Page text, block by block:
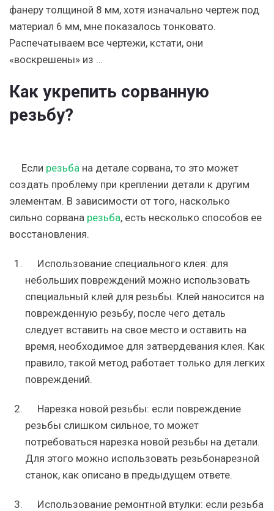
фанеру толщиной 8 мм, хотя изначально чертеж под
материал 6 мм, мне показалось тонковато.
Распечатываем все чертежи, кстати, они
«воскрешены» из …
Как укрепить сорванную
резьбу?
Если резьба на детале сорвана, то это может
создать проблему при креплении детали к другим
элементам. В зависимости от того, насколько
сильно сорвана резьба, есть несколько способов ее
восстановления.
Использование специального клея: для
небольших повреждений можно использовать
специальный клей для резьбы. Клей наносится на
поврежденную резьбу, после чего деталь
следует вставить на свое место и оставить на
время, необходимое для затвердевания клея. Как
правило, такой метод работает только для легких
повреждений.
Нарезка новой резьбы: если повреждение
резьбы слишком сильное, то может
потребоваться нарезка новой резьбы на детали.
Для этого можно использовать резьбонарезной
станок, как описано в предыдущем ответе.
Использование ремонтной втулки: если резьба